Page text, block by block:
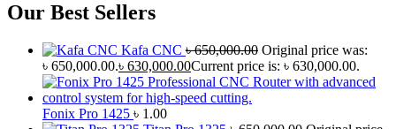
Our Best Sellers
Kafa CNC ৳650,000.00 Original price was:
৳ 650,000.00.৳ 630,000.00Current price is: ৳ 630,000.00.
Fonix Pro 1425 ৳ 1.00